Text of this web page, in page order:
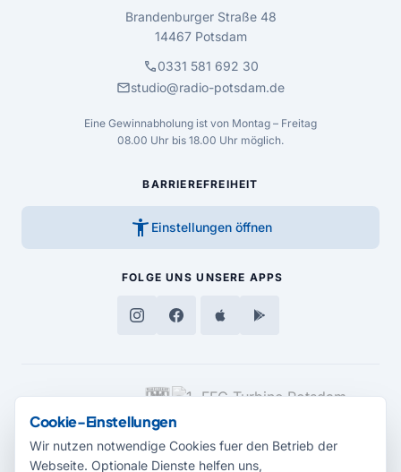
Brandenburger Straße 48
14467 Potsdam
call0331 581 692 30
mailstudio@radio-potsdam.de
Eine Gewinnabholung ist von Montag – Freitag
08.00 Uhr bis 18.00 Uhr möglich.
BARRIEREFREIHEIT
accessibility_new Einstellungen öffnen
FOLGE UNS UNSERE APPS
MEDIENPARTNER
Cookie-Einstellungen
Wir nutzen notwendige Cookies fuer den Betrieb der
Webseite. Optionale Dienste helfen uns,